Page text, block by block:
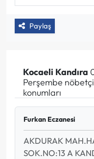
Paylaş
Kocaeli Kandıra
Perşembe
konumları
Furkan Eczanesi
AKDURAK
SOK.NO:13 A